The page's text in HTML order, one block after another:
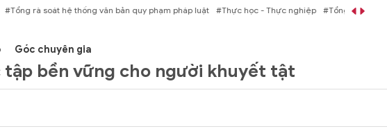
bản quy phạm pháp luật #Thực học - Thực nghiệp #Tổng rà soát hệ thống văn bản quy phạm
Góc chuyên gia
tập bền vững cho người khuyết tật